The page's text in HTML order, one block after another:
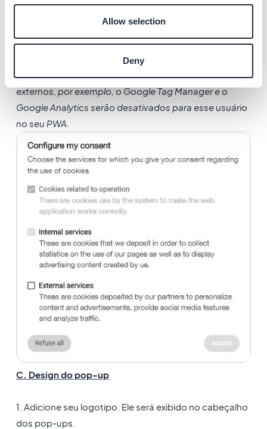
Allow selection
Deny
Atenção:se um usuário decidir recusar os serviços
externos, por exemplo, o Google Tag Manager e o
Google Analytics serão desativados para esse usuário
no seu PWA.
C. Design do pop-up
1. Adicione seu logotipo. Ele será exibido no cabeçalho
dos pop-ups.